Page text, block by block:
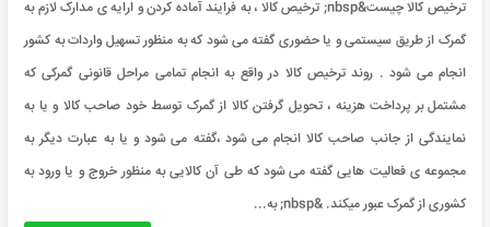
ترخیص کالا چیست&nbsp; ترخیص کالا ، به فرایند آماده کردن و ارایه ی مدارک لازم به
گمرک از طریق سیستمی و یا حضوری گفته می شود که به منظور تسهیل واردات به کشور
انجام می شود . روند ترخیص کالا در واقع به انجام تمامی مراحل قانونی گمرکی که
مشتمل بر پرداخت هزینه ، تحویل گرفتن کالا از گمرک توسط خود صاحب کالا و یا به
نمایندگی از جانب صاحب کالا انجام می شود ،گفته می شود و یا به عبارت دیگر به
مجموعه ی فعالیت هایی گفته می شود که طی آن کالایی به منظور خروج و یا ورود به
کشوری از گمرک عبور میکند. &nbsp; به...